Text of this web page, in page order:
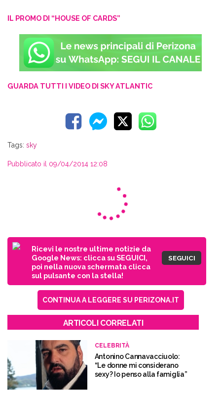
IL PROMO DI “HOUSE OF CARDS”
GUARDA TUTTI I VIDEO DI SKY ATLANTIC
Tags: sky
Pubblicato il 09/04/2014 12:08
Ricevi le nostre ultime notizie da
Google News: clicca su SEGUICI,
poi nella nuova schermata clicca
sul pulsante con la stella!
SEGUICI
CONTINUA A LEGGERE SU PERIZONA.IT
ARTICOLI CORRELATI
CELEBRITÀ
Antonino Cannavacciuolo:
“Le donne mi considerano
sexy? Io penso alla famiglia”